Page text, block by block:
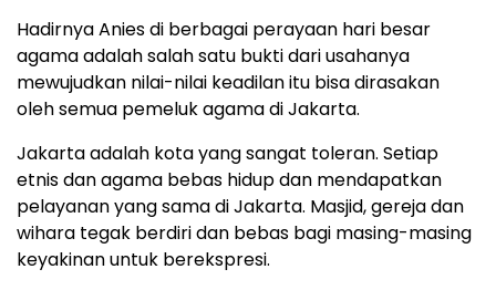
Hadirnya Anies di berbagai perayaan hari besar
agama adalah salah satu bukti dari usahanya
mewujudkan nilai-nilai keadilan itu bisa dirasakan
oleh semua pemeluk agama di Jakarta.
Jakarta adalah kota yang sangat toleran. Setiap
etnis dan agama bebas hidup dan mendapatkan
pelayanan yang sama di Jakarta. Masjid, gereja dan
wihara tegak berdiri dan bebas bagi masing-masing
keyakinan untuk berekspresi.